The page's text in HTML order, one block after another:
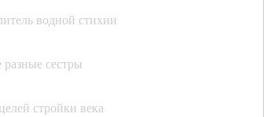
водной стихии
разные сестры
стройки века